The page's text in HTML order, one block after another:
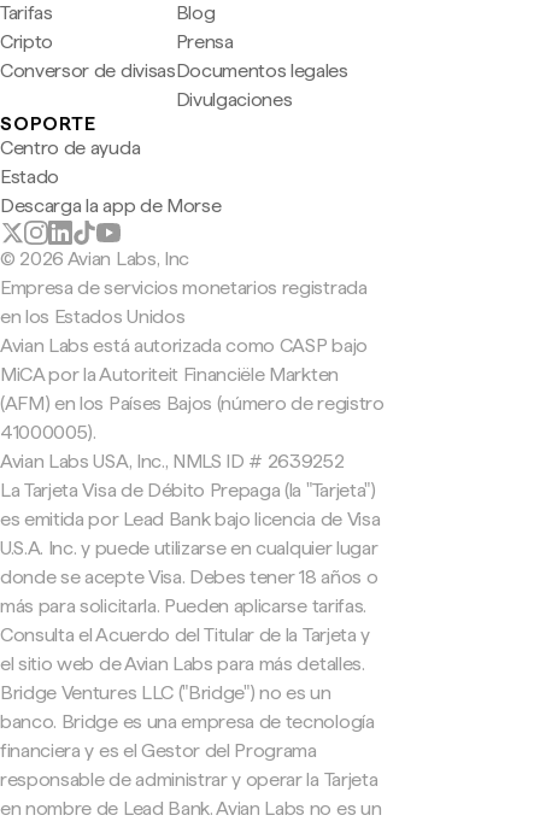
Tarifas
Cripto
Conversor de divisas
Blog
Prensa
Documentos legales
Divulgaciones
SOPORTE
Centro de ayuda
Estado
Descarga la app de Morse
© 2026 Avian Labs, Inc
Empresa de servicios monetarios registrada
en los Estados Unidos
Avian Labs está autorizada como CASP bajo
MiCA por la Autoriteit Financiële Markten
(AFM) en los Países Bajos (número de registro
41000005).
Avian Labs USA, Inc., NMLS ID # 2639252
La Tarjeta Visa de Débito Prepaga (la "Tarjeta")
es emitida por Lead Bank bajo licencia de Visa
U.S.A. Inc. y puede utilizarse en cualquier lugar
donde se acepte Visa. Debes tener 18 años o
más para solicitarla. Pueden aplicarse tarifas.
Consulta el Acuerdo del Titular de la Tarjeta y
el sitio web de Avian Labs para más detalles.
Bridge Ventures LLC ("Bridge") no es un
banco. Bridge es una empresa de tecnología
financiera y es el Gestor del Programa
responsable de administrar y operar la Tarjeta
en nombre de Lead Bank. Avian Labs no es un